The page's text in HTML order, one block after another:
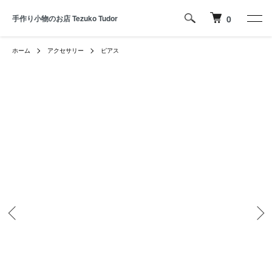
手作り小物のお店 Tezuko Tudor 0
ホーム アクセサリー ピアス